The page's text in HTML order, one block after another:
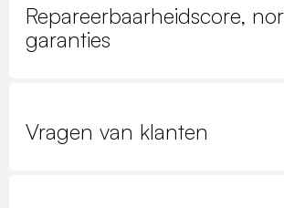
Repareerbaarheidscore,
garanties
Vragen van klanten